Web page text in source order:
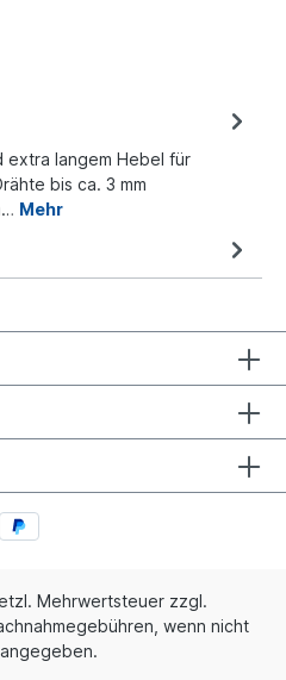
extra langem Hebel für
bis ca. 3 mm
Mehr
Mehrwertsteuer zzgl.
wenn nicht